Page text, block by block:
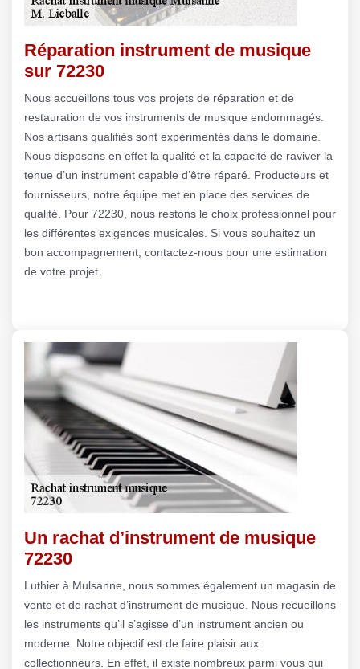
Réparation instrument de musique
sur 72230
Nous accueillons tous vos projets de réparation et de
restauration de vos instruments de musique endommagés.
Nos artisans qualifiés sont expérimentés dans le domaine.
Nous disposons en effet la qualité et la capacité de raviver la
tenue d’un instrument capable d’être réparé. Producteurs et
fournisseurs, notre équipe met en place des services de
qualité. Pour 72230, nous restons le choix professionnel pour
les différentes exigences musicales. Si vous souhaitez un
bon accompagnement, contactez-nous pour une estimation
de votre projet.
Un rachat d’instrument de musique
72230
Luthier à Mulsanne, nous sommes également un magasin de
vente et de rachat d’instrument de musique. Nous recueillons
les instruments qu’il s’agisse d’un instrument ancien ou
moderne. Notre objectif est de faire plaisir aux
collectionneurs. En effet, il existe nombreux parmi vous qui